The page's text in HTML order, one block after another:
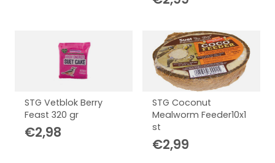
STG Vetblok Berry
Feast 320 gr
€2,98
STG Coconut
Mealworm Feeder10x1
st
€2,99